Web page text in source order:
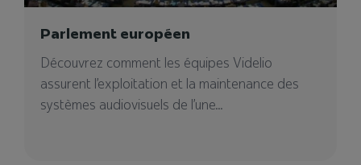
Parlement européen
Découvrez comment les équipes Videlio
assurent l’exploitation et la maintenance des
systèmes audiovisuels de l’une...